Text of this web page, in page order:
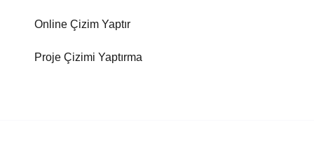
Online Çizim Yaptır
Proje Çizimi Yaptırma